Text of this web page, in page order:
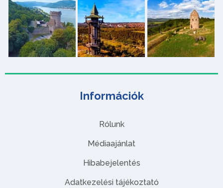
Információk
Rólunk
Médiaajánlat
Hibabejelentés
Adatkezelési tájékoztató